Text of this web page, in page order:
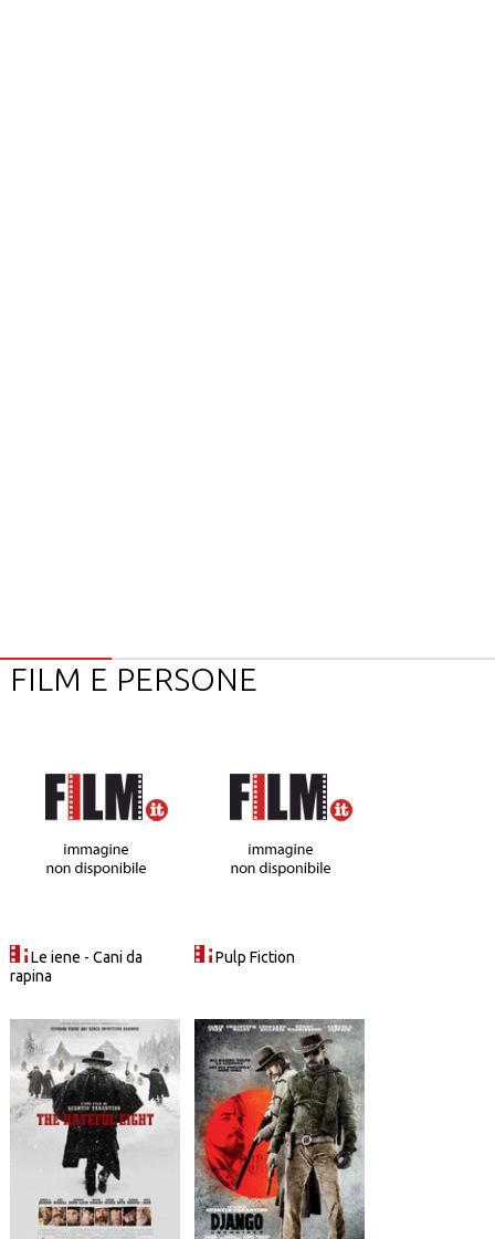
FILM E PERSONE
Le iene - Cani da
rapina
Pulp Fiction